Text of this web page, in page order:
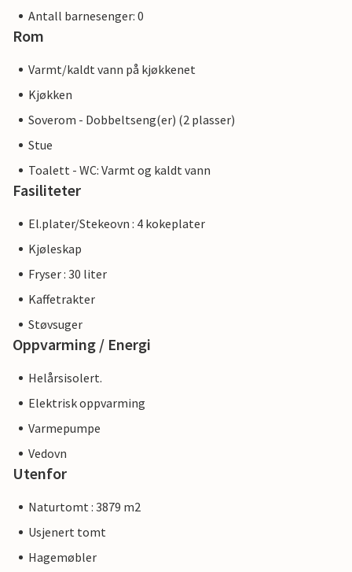
Antall barnesenger: 0
Rom
Varmt/kaldt vann på kjøkkenet
Kjøkken
Soverom - Dobbeltseng(er) (2 plasser)
Stue
Toalett - WC: Varmt og kaldt vann
Fasiliteter
El.plater/Stekeovn : 4 kokeplater
Kjøleskap
Fryser : 30 liter
Kaffetrakter
Støvsuger
Oppvarming / Energi
Helårsisolert.
Elektrisk oppvarming
Varmepumpe
Vedovn
Utenfor
Naturtomt : 3879 m2
Usjenert tomt
Hagemøbler